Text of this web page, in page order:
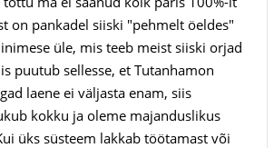
on pankadel siiski "pehmelt öeldes"
üle, mis teeb meist siiski orjad
puutub sellesse, et Tutanhamon
laene ei väljasta enam, siis
kokku ja oleme majanduslikus
üks süsteem lakkab töötamast või